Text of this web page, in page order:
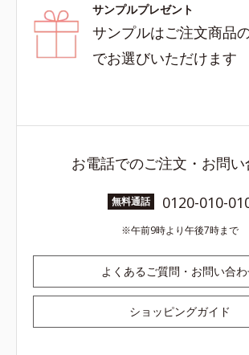
サンプルプレゼント
サンプルはご注文商品
でお選びいただけます
お電話でのご注文・お問
無料通話 0120-010-
午前9時より午後7時まで
よくあるご質問・お問い合
ショッピングガイド